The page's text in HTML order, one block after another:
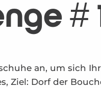
#
an, um sich
Ziel: Dorf der